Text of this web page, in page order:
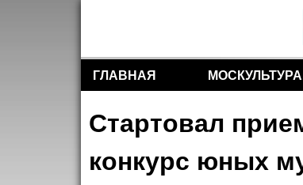
Разделы сайта
ГЛАВНАЯ МОСКУЛЬТУРА
Стартовал
конкурс юных